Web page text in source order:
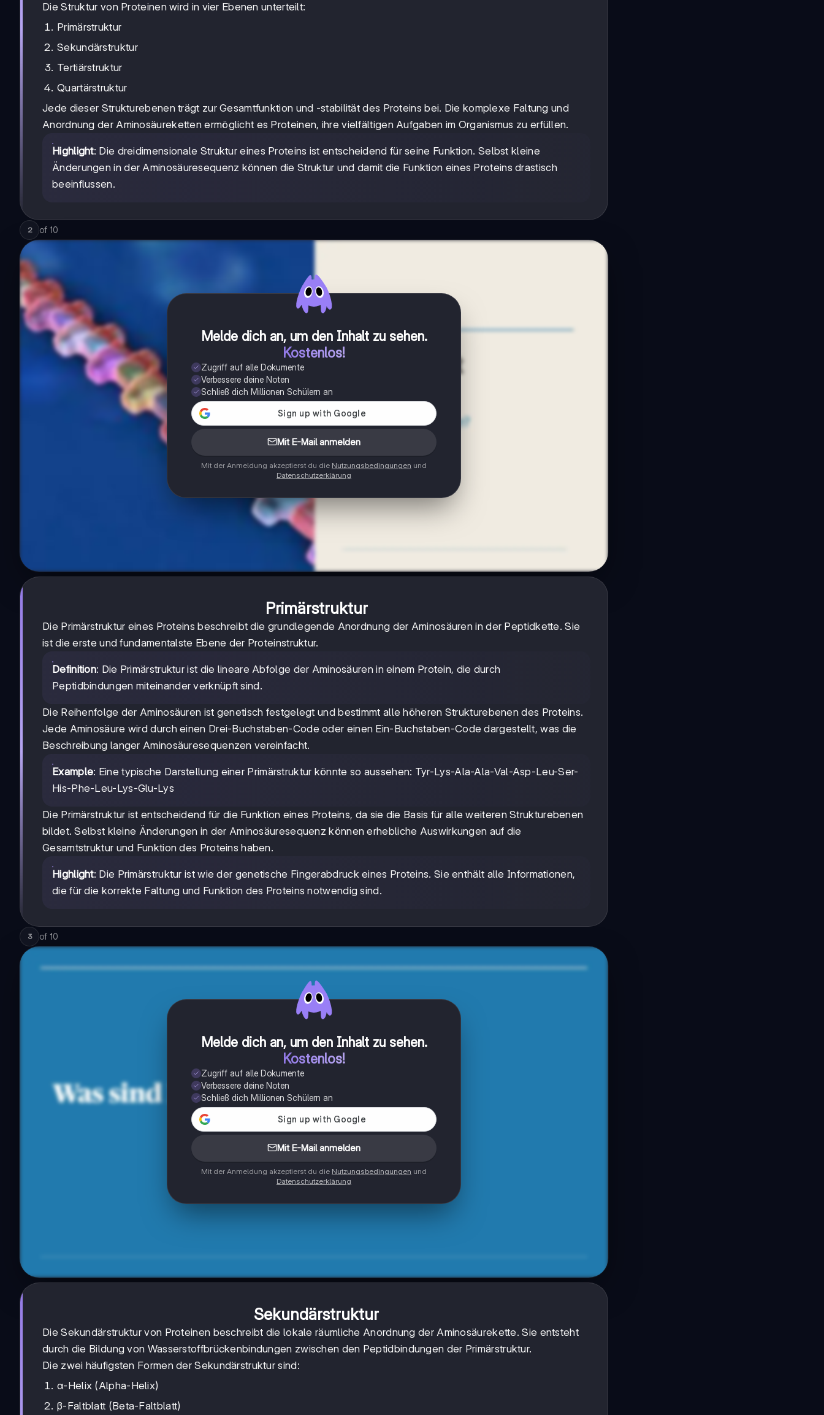
Die Struktur von Proteinen wird in vier Ebenen unterteilt:
Primärstruktur
Sekundärstruktur
Tertiärstruktur
Quartärstruktur
Jede dieser Strukturebenen trägt zur Gesamtfunktion und -stabilität des Proteins bei. Die komplexe Faltung und
Anordnung der Aminosäureketten ermöglicht es Proteinen, ihre vielfältigen Aufgaben im Organismus zu erfüllen.
Highlight: Die dreidimensionale Struktur eines Proteins ist entscheidend für seine Funktion. Selbst kleine
Änderungen in der Aminosäuresequenz können die Struktur und damit die Funktion eines Proteins drastisch
beeinflussen.
2 of 10
Melde dich an, um den Inhalt zu sehen.
Kostenlos!
Zugriff auf alle Dokumente
Verbessere deine Noten
Schließ dich Millionen Schülern an
Mit E-Mail anmelden
Mit der Anmeldung akzeptierst du die Nutzungsbedingungen und
Datenschutzerklärung
Primärstruktur
Die Primärstruktur eines Proteins beschreibt die grundlegende Anordnung der Aminosäuren in der Peptidkette. Sie
ist die erste und fundamentalste Ebene der Proteinstruktur.
Definition: Die Primärstruktur ist die lineare Abfolge der Aminosäuren in einem Protein, die durch
Peptidbindungen miteinander verknüpft sind.
Die Reihenfolge der Aminosäuren ist genetisch festgelegt und bestimmt alle höheren Strukturebenen des Proteins.
Jede Aminosäure wird durch einen Drei-Buchstaben-Code oder einen Ein-Buchstaben-Code dargestellt, was die
Beschreibung langer Aminosäuresequenzen vereinfacht.
Example: Eine typische Darstellung einer Primärstruktur könnte so aussehen: Tyr-Lys-Ala-Ala-Val-Asp-Leu-Ser-
His-Phe-Leu-Lys-Glu-Lys
Die Primärstruktur ist entscheidend für die Funktion eines Proteins, da sie die Basis für alle weiteren Strukturebenen
bildet. Selbst kleine Änderungen in der Aminosäuresequenz können erhebliche Auswirkungen auf die
Gesamtstruktur und Funktion des Proteins haben.
Highlight: Die Primärstruktur ist wie der genetische Fingerabdruck eines Proteins. Sie enthält alle Informationen,
die für die korrekte Faltung und Funktion des Proteins notwendig sind.
3 of 10
Melde dich an, um den Inhalt zu sehen.
Kostenlos!
Zugriff auf alle Dokumente
Verbessere deine Noten
Schließ dich Millionen Schülern an
Mit E-Mail anmelden
Mit der Anmeldung akzeptierst du die Nutzungsbedingungen und
Datenschutzerklärung
Sekundärstruktur
Die Sekundärstruktur von Proteinen beschreibt die lokale räumliche Anordnung der Aminosäurekette. Sie entsteht
durch die Bildung von Wasserstoffbrückenbindungen zwischen den Peptidbindungen der Primärstruktur.
Die zwei häufigsten Formen der Sekundärstruktur sind:
α-Helix (Alpha-Helix)
β-Faltblatt (Beta-Faltblatt)